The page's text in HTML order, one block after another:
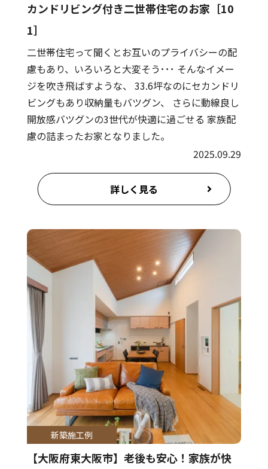
カンドリビング付き二世帯住宅のお家［10
1］
二世帯住宅って聞くとお互いのプライバシーの配
慮もあり、いろいろと大変そう･･･ そんなイメー
ジを吹き飛ばすような、 33.6坪なのにセカンドリ
ビングもあり収納量もバツグン、 さらに動線良し
開放感バツグンの3世代が快適に過ごせる 家族配
慮の詰まったお家となりました。
2025.09.29
詳しく見る
新築施工例
【大阪府東大阪市】老後も安心！家族が快